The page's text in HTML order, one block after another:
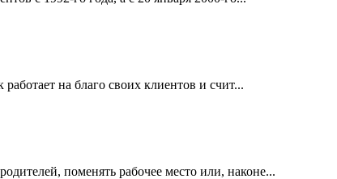
на благо своих клиентов и счит...
поменять рабочее место или, наконе...